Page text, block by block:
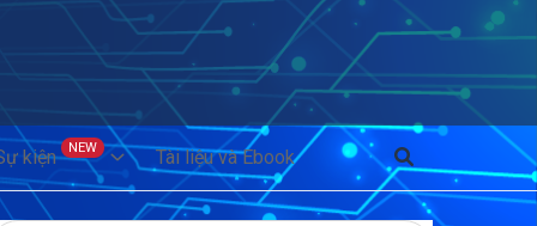
kiện NEW Tài liệu và Ebook